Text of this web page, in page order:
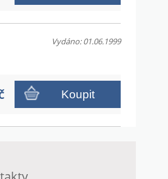
Vydáno: 01.06.1999
Koupit